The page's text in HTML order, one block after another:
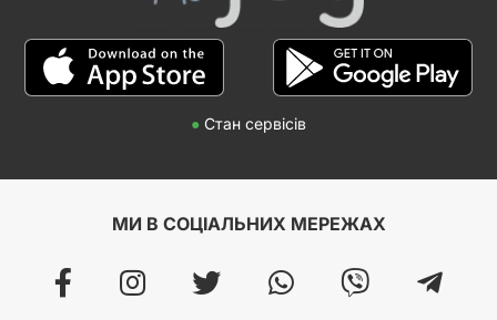
● Стан сервісів
МИ В СОЦІАЛЬНИХ МЕРЕЖАХ